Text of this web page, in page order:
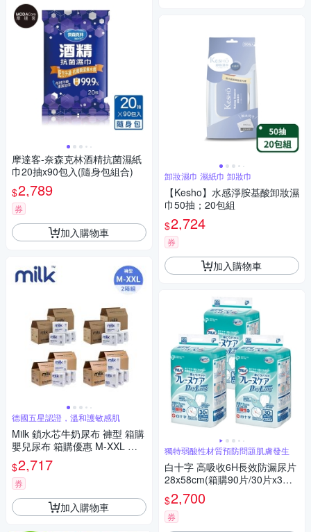
摩達客-奈森克林酒精抗菌濕紙
巾20抽x90包入(隨身包組合)
$2,789
券
加入購物車
德國五星認證，溫和護敏感肌
Milk 鎖水芯牛奶尿布 褲型 箱購
嬰兒尿布 箱購優惠 M-XXL 多
款任選 2箱
$2,717
券
加入購物車
卸妝濕巾 濕紙巾 卸妝巾
【Kesho】水感淨胺基酸卸妝濕
巾50抽；20包組
$2,724
券
加入購物車
獨特弱酸性材質預防問題肌膚發生
白十字 高吸收6H長效防漏尿片
28x58cm(箱購90片/30片x3包-
日本原裝進口)
$2,700
券